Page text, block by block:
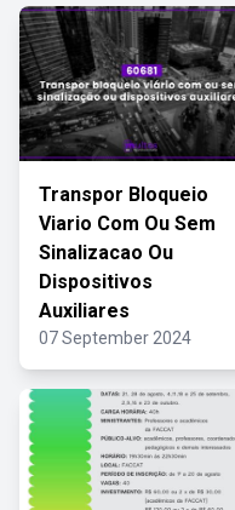
Transpor Bloqueio
Viario Com Ou Sem
Sinalizacao Ou
Dispositivos
Auxiliares
07 September 2024